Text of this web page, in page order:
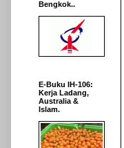
Bengkok..
E-Buku IH-106:
Kerja Ladang,
Australia &
Islam.